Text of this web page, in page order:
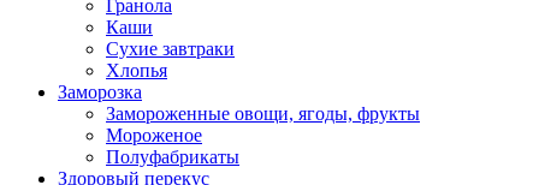
Гранола
Каши
Сухие завтраки
Хлопья
Заморозка
Замороженные овощи, ягоды, фрукты
Мороженое
Полуфабрикаты
Здоровый перекус